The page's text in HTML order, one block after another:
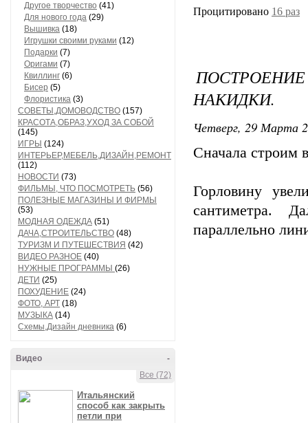
Другое творчество (41)
Для нового года (29)
Вышивка (18)
Игрушки своими руками (12)
Подарки (7)
Оригами (7)
Квиллинг (6)
Бисер (5)
Флористика (3)
СОВЕТЫ,ДОМОВОДСТВО (157)
КРАСОТА,ОБРАЗ,УХОД ЗА СОБОЙ
(145)
ИГРЫ (124)
ИНТЕРЬЕР,МЕБЕЛЬ,ДИЗАЙН,РЕМОНТ
(112)
НОВОСТИ (73)
ФИЛЬМЫ, ЧТО ПОСМОТРЕТЬ (56)
ПОЛЕЗНЫЕ МАГАЗИНЫ И ФИРМЫ
(53)
МОДНАЯ ОДЕЖДА (51)
ДАЧА,СТРОИТЕЛЬСТВО (48)
ТУРИЗМ И ПУТЕШЕСТВИЯ (42)
ВИДЕО РАЗНОЕ (40)
НУЖНЫЕ ПРОГРАММЫ (26)
ДЕТИ (25)
ПОХУДЕНИЕ (24)
ФОТО, АРТ (18)
МУЗЫКА (14)
Схемы,Дизайн дневника (6)
-
Видео
Все (72)
Итальянский
способ как закрыть
петли при
Процитировано 16 раз
НАКИДКИ.
Четверг, 29 Марта
Сначала строим
Горловину
сантиметра.
параллельно